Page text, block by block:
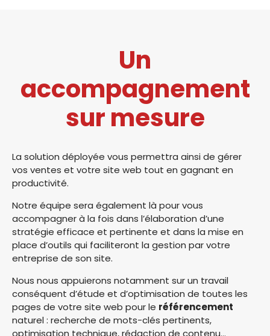
Un
accompagnement
sur mesure
La solution déployée vous permettra ainsi de gérer
vos ventes et votre site web tout en gagnant en
productivité.
Notre équipe sera également là pour vous
accompagner à la fois dans l’élaboration d’une
stratégie efficace et pertinente et dans la mise en
place d’outils qui faciliteront la gestion par votre
entreprise de son site.
Nous nous appuierons notamment sur un travail
conséquent d’étude et d’optimisation de toutes les
pages de votre site web pour le référencement
naturel : recherche de mots-clés pertinents,
optimisation technique, rédaction de contenu…